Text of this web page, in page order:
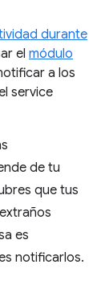
durante
el módulo
a los
service
de tu
que tus
es
notificarlos.